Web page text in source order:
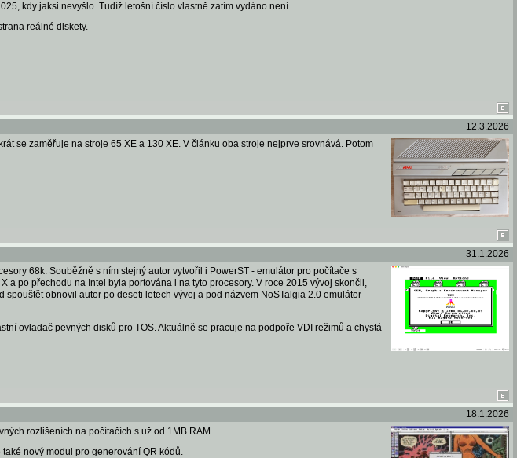
kdy jaksi nevyšlo. Tudíž letošní číslo vlastně zatím vydáno není.
reálné diskety.
12.3.2026
se zaměřuje na stroje 65 XE a 130 XE. V článku oba stroje nejprve srovnává. Potom
31.1.2026
68k. Souběžně s ním stejný autor vytvořil i PowerST - emulátor pro počítače s
po přechodu na Intel byla portována i na tyto procesory. V roce 2015 vývoj skončil,
obnovil autor po deseti letech vývoj a pod názvem NoSTalgia 2.0 emulátor
ovladač pevných disků pro TOS. Aktuálně se pracuje na podpoře VDI režimů a chystá
18.1.2026
rozlišeních na počítačích s už od 1MB RAM.
nový modul pro generování QR kódů.